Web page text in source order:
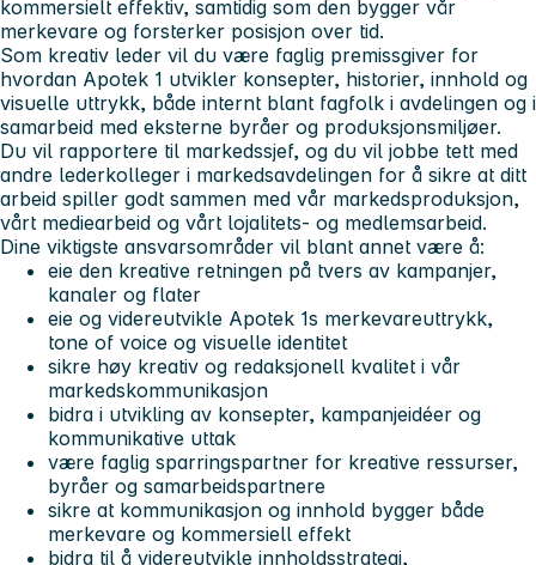
kommersielt effektiv, samtidig som den bygger vår
merkevare og forsterker posisjon over tid.
Som kreativ leder vil du være faglig premissgiver for
hvordan Apotek 1 utvikler konsepter, historier, innhold og
visuelle uttrykk, både internt blant fagfolk i avdelingen og i
samarbeid med eksterne byråer og produksjonsmiljøer.
Du vil rapportere til markedssjef, og du vil jobbe tett med
andre lederkolleger i markedsavdelingen for å sikre at ditt
arbeid spiller godt sammen med vår markedsproduksjon,
vårt mediearbeid og vårt lojalitets- og medlemsarbeid.
Dine viktigste ansvarsområder vil blant annet være å:
eie den kreative retningen på tvers av kampanjer,
kanaler og flater
eie og videreutvikle Apotek 1s merkevareuttrykk,
tone of voice og visuelle identitet
sikre høy kreativ og redaksjonell kvalitet i vår
markedskommunikasjon
bidra i utvikling av konsepter, kampanjeidéer og
kommunikative uttak
være faglig sparringspartner for kreative ressurser,
byråer og samarbeidspartnere
sikre at kommunikasjon og innhold bygger både
merkevare og kommersiell effekt
bidra til å videreutvikle innholdsstrategi,